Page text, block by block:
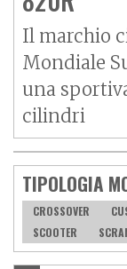
Il marchio
Mondiale
una
cilindri
TIPOLOGIA
CROSSOVER
SCOOTER